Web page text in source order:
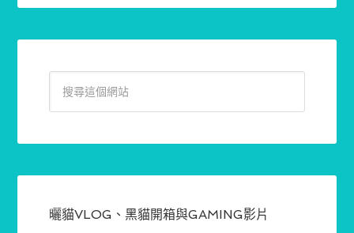
曬貓VLOG、黑貓開箱與GAMING影片